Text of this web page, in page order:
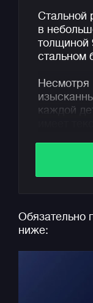
Стальной
в
толщиной
стальном
Несмотря
каждой
глаза
В
модуль,
Обязательно
ниже: